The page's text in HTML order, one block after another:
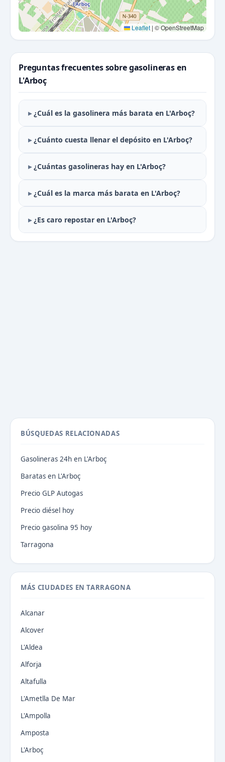
Leaflet | © OpenStreetMap
Preguntas frecuentes sobre gasolineras en
L'Arboç
¿Cuál es la gasolinera más barata en L'Arboç?
¿Cuánto cuesta llenar el depósito en L'Arboç?
¿Cuántas gasolineras hay en L'Arboç?
¿Cuál es la marca más barata en L'Arboç?
¿Es caro repostar en L'Arboç?
BÚSQUEDAS RELACIONADAS
Gasolineras 24h en L'Arboç
Baratas en L'Arboç
Precio GLP Autogas
Precio diésel hoy
Precio gasolina 95 hoy
Tarragona
MÁS CIUDADES EN TARRAGONA
Alcanar
Alcover
L'Aldea
Alforja
Altafulla
L'Ametlla De Mar
L'Ampolla
Amposta
L'Arboç